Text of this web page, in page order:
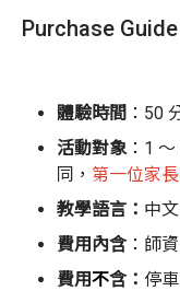
搭配趣味律動，自
傳唱的兒歌，讓孩
一首一首的世界名
Purchase Guide
體驗時間 ：50
活動對象：1 ～
同， 第一位家
教學語言： 中文
費用內含：師
費用不含： 停